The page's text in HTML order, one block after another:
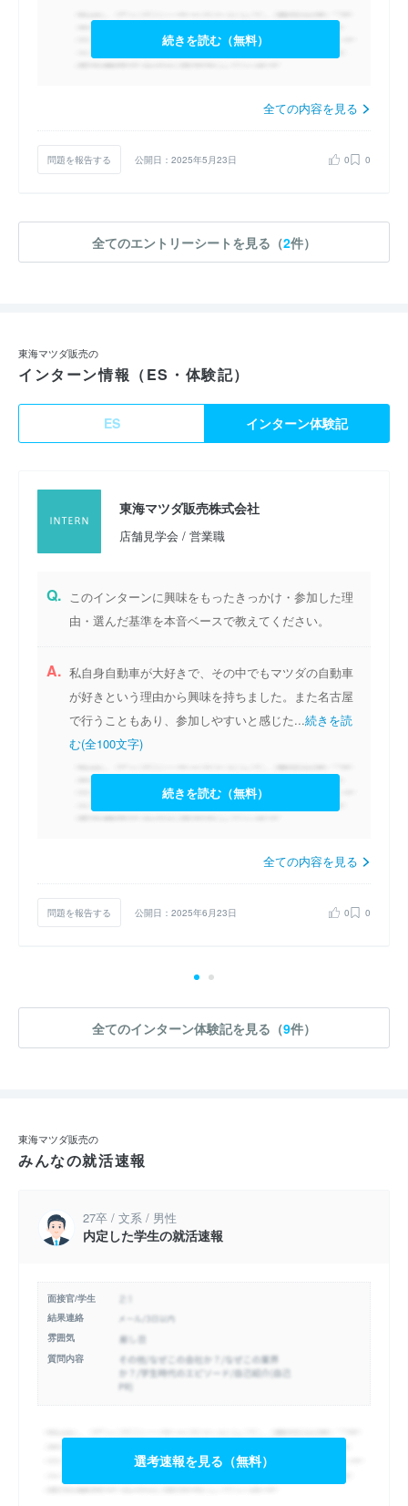
続きを読む（無料）
全ての内容を見る
問題を報告する 公開日：2025年5月23日 0 0
全てのエントリーシートを見る（2件）
東海マツダ販売の
インターン情報（ES・体験記）
ES インターン体験記
東海マツダ販売株式会社
店舗見学会 / 営業職
Q.
このインターンに興味をもったきっかけ・参加した理
由・選んだ基準を本音ベースで教えてください。
A. 私自身自動車が大好きで、その中でもマツダの自動車
が好きという理由から興味を持ちました。また名古屋
で行うこともあり、参加しやすいと感じた...続きを読
む(全100文字)
続きを読む（無料）
全ての内容を見る
問題を報告する 公開日：2025年6月23日 0 0
全てのインターン体験記を見る（9件）
東海マツダ販売の
みんなの就活速報
27卒 / 文系 / 男性
内定した学生の就活速報
面接官/学生
結果連絡
雰囲気
質問内容
選考速報を見る（無料）